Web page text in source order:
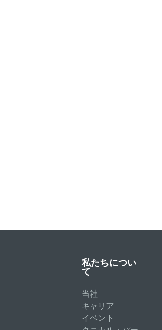
私たちについ
て
当社
キャリア
イベント